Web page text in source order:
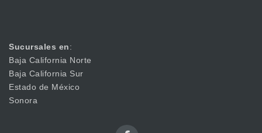
Sucursales en:
Baja California Norte
Baja California Sur
Estado de México
Sonora